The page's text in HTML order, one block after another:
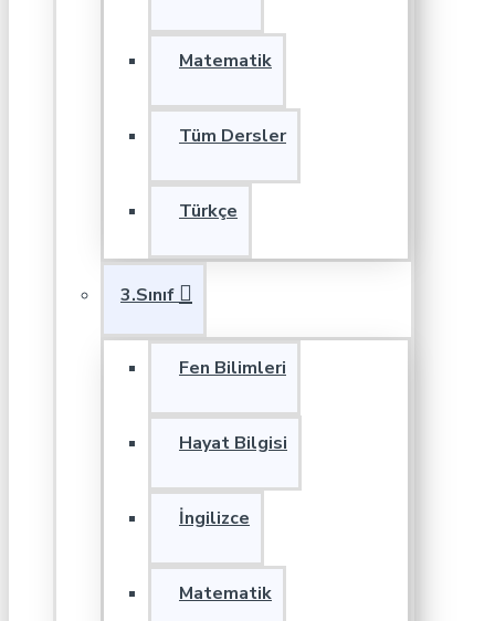
Matematik
Tüm Dersler
Türkçe
3.Sınıf
Fen Bilimleri
Hayat Bilgisi
İngilizce
Matematik